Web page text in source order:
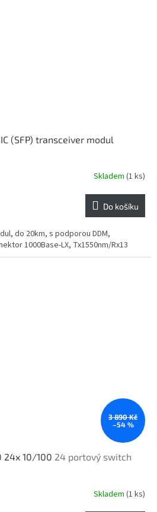
(SFP) transceiver modul
Skladem (1 ks)
Do košíku
do 20km, s podporou DDM,
1000Base-LX, Tx1550nm/Rx13
3 890 Kč
–54 %
24x 10/100 24 portový switch
Skladem (1 ks)